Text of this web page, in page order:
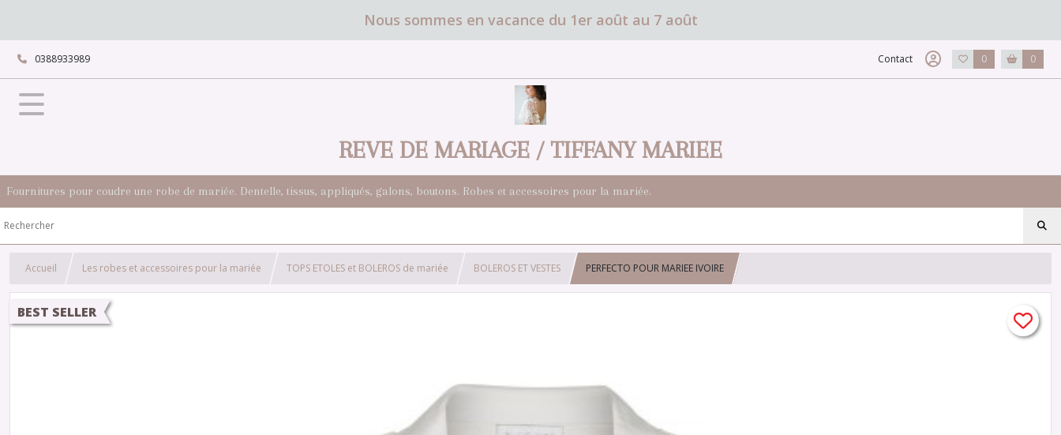
Nous sommes en vacance du 1er août au 7 août
0388933989 Contact 0 0
REVE DE MARIAGE / TIFFANY MARIEE
Fournitures pour coudre une robe de mariée. Dentelle, tissus, appliqués, galons, boutons. Robes et accessoires pour la mariée.
Accueil Les robes et accessoires pour la mariée TOPS ETOLES et BOLEROS de mariée BOLEROS ET VESTES PERFECTO POUR MARIEE IVOIRE
BEST SELLER